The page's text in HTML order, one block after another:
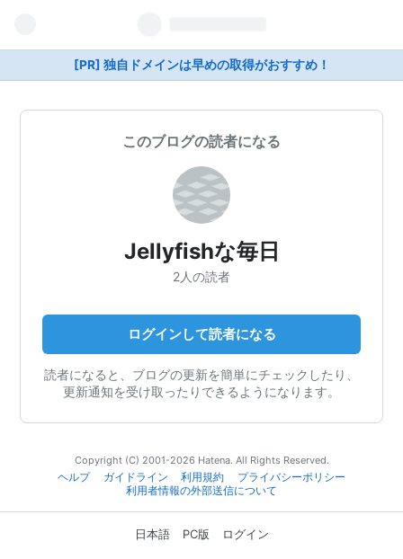
[PR] 独自ドメインは早めの取得がおすすめ！
このブログの読者になる
Jellyfishな毎日
2人の読者
ログインして読者になる
読者になると、ブログの更新を簡単にチェックしたり、
更新通知を受け取ったりできるようになります。
Copyright (C) 2001-2026 Hatena. All Rights Reserved.
ヘルプ
ガイドライン 利用規約
プライバシーポリシー
利用者情報の外部送信について
日本語 PC版 ログイン